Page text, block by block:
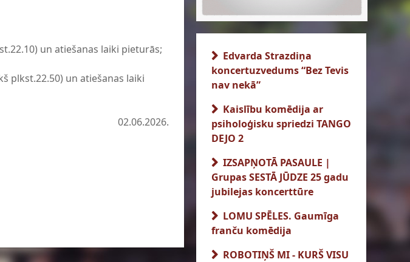
un atiešanas laiki pieturās;
plkst.22.50) un atiešanas laiki
02.06.2026.
Edvarda Strazdiņa
koncertuzvedums “Bez Tevis
nav nekā”
Kaislību komēdija ar
psiholoģisku spriedzi TANGO
DEJO 2
IZSAPŅOTĀ PASAULE |
Grupas SESTĀ JŪDZE 25 gadu
jubilejas koncerttūre
LOMU SPĒLES. Gaumīga
franču komēdija
ROBOTIŅŠ MI - KURŠ VISU